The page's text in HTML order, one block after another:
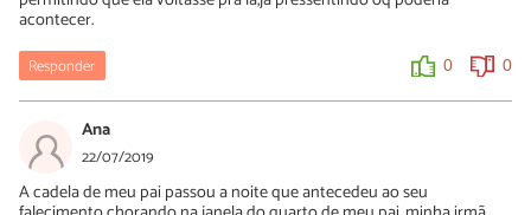
acontecer.
Responder 0 0
Ana
22/07/2019
A cadela de meu pai passou a noite que antecedeu ao seu